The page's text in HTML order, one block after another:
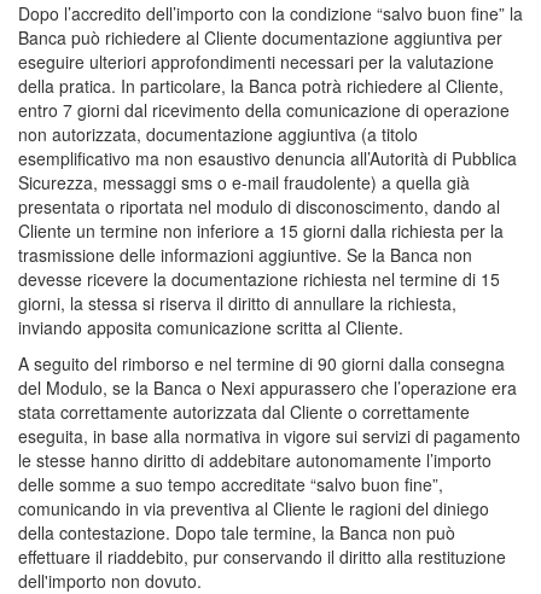
Dopo l’accredito dell’importo con la condizione “salvo buon fine” la
Banca può richiedere al Cliente documentazione aggiuntiva per
eseguire ulteriori approfondimenti necessari per la valutazione
della pratica. In particolare, la Banca potrà richiedere al Cliente,
entro 7 giorni dal ricevimento della comunicazione di operazione
non autorizzata, documentazione aggiuntiva (a titolo
esemplificativo ma non esaustivo denuncia all’Autorità di Pubblica
Sicurezza, messaggi sms o e-mail fraudolente) a quella già
presentata o riportata nel modulo di disconoscimento, dando al
Cliente un termine non inferiore a 15 giorni dalla richiesta per la
trasmissione delle informazioni aggiuntive. Se la Banca non
devesse ricevere la documentazione richiesta nel termine di 15
giorni, la stessa si riserva il diritto di annullare la richiesta,
inviando apposita comunicazione scritta al Cliente.
A seguito del rimborso e nel termine di 90 giorni dalla consegna
del Modulo, se la Banca o Nexi appurassero che l’operazione era
stata correttamente autorizzata dal Cliente o correttamente
eseguita, in base alla normativa in vigore sui servizi di pagamento
le stesse hanno diritto di addebitare autonomamente l’importo
delle somme a suo tempo accreditate “salvo buon fine”,
comunicando in via preventiva al Cliente le ragioni del diniego
della contestazione. Dopo tale termine, la Banca non può
effettuare il riaddebito, pur conservando il diritto alla restituzione
dell'importo non dovuto.